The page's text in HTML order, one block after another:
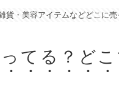
貨・美容アイテムなどどこに
てる？ど